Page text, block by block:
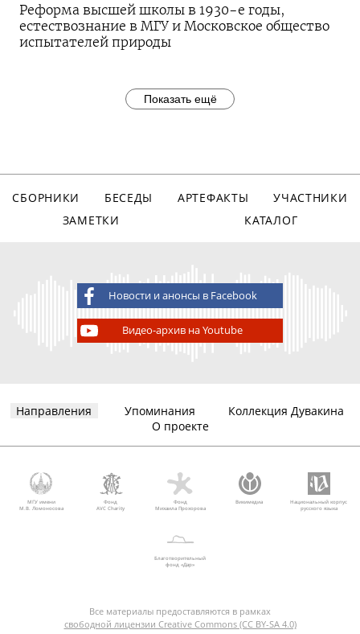
Реформа высшей школы в 1930-е годы,
естествознание в МГУ и Московское общество
испытателей природы
Показать ещё
СБОРНИКИ БЕСЕДЫ АРТЕФАКТЫ
УЧАСТНИКИ
ЗАМЕТКИ
КАТАЛОГ
Новости и анонсы в Facebook
Видео-архив на Youtube
Направления Упоминания
Коллекция Дувакина
О проекте
МГУ имени
М.В. Ломоносова
Фонд
AVC Charity
Фонд
Михаила Прохорова
Викимедиа
Национальный корпус
русского языка
Благотворительный
фонд «Дар»
Все материалы предоставляются в рамках
свободной лицензии Creative Commons (CC BY-SA 4.0)